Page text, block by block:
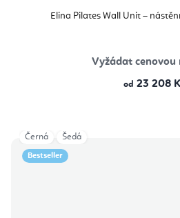
Elina Pilates Wall Unit –
Vyžádat cenovou
od 23 208
Bestseller
Černá Šedá